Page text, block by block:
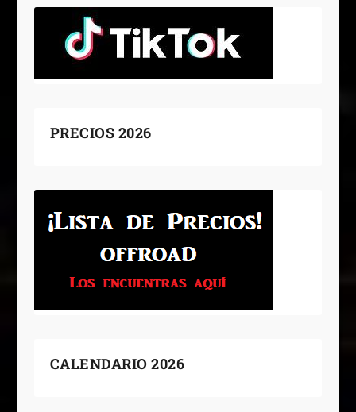
PRECIOS 2026
CALENDARIO 2026